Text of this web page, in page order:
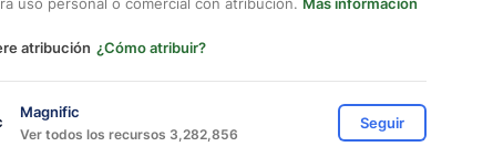
atribución ¿Cómo atribuir?
Magnific
Ver todos los recursos 3,282,856
Seguir